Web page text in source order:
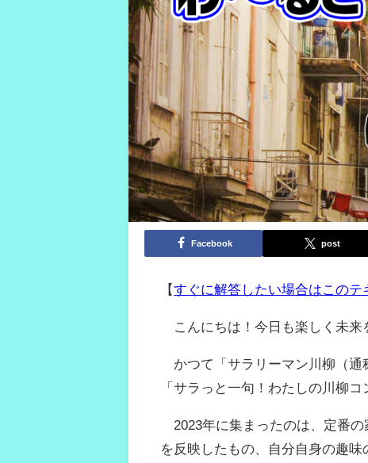
Facebook post
【すぐに解答したい場合はこのテ
こんにちは！今日も楽しく未来
かつて「サラリーマン川柳（通
「サラっと一句！わたしの川柳コ
2023年に集まったのは、定番の
を反映したもの、自分自身の趣